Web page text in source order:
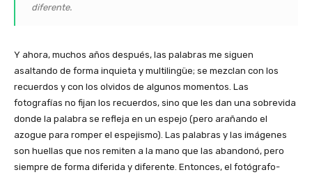
diferente.
Y ahora, muchos años después, las palabras me siguen
asaltando de forma inquieta y multilingüe; se mezclan con los
recuerdos y con los olvidos de algunos momentos. Las
fotografías no fijan los recuerdos, sino que les dan una sobrevida
donde la palabra se refleja en un espejo (pero arañando el
azogue para romper el espejismo). Las palabras y las imágenes
son huellas que nos remiten a la mano que las abandonó, pero
siempre de forma diferida y diferente. Entonces, el fotógrafo-